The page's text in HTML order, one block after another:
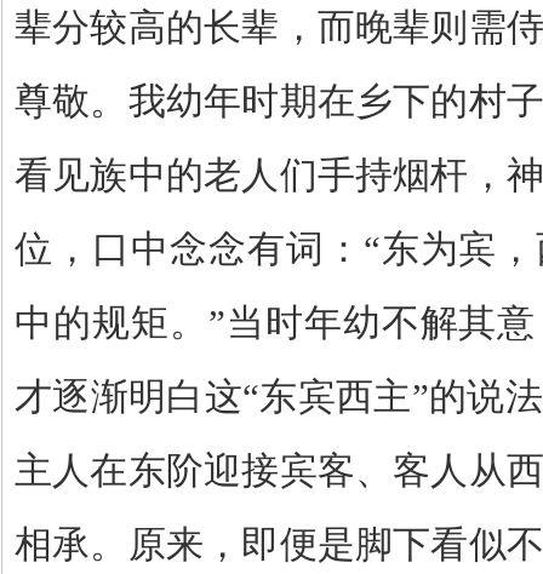
辈分较高的长辈，而晚辈则需
尊敬。我幼年时期在乡下的村
看见族中的老人们手持烟杆，
位，口中念念有词： “东为宾
中的规矩。 ”当时年幼不解其
才逐渐明白这“东宾西主”的说
主人在东阶迎接宾客、客人从
相承。原来，即便是脚下看似